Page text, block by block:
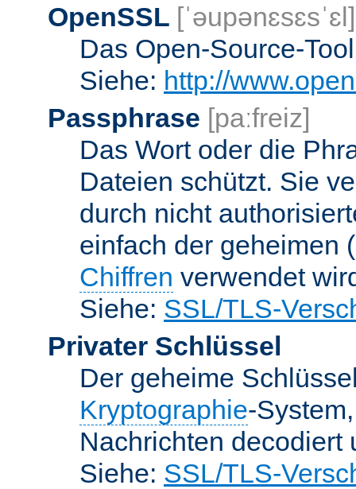
OpenSSL [ˈəupənɛsɛsˈɛl]
Das Open-Source-
Siehe: http://
Passphrase [paːfreiz]
Das Wort oder die
Dateien schützt. Sie
durch nicht
einfach der geheimen
Chiffren verwendet
Siehe: SSL/TLS-
Privater Schlüssel
Der geheime
Kryptographie-
Nachrichten decodiert
Siehe: SSL/TLS-